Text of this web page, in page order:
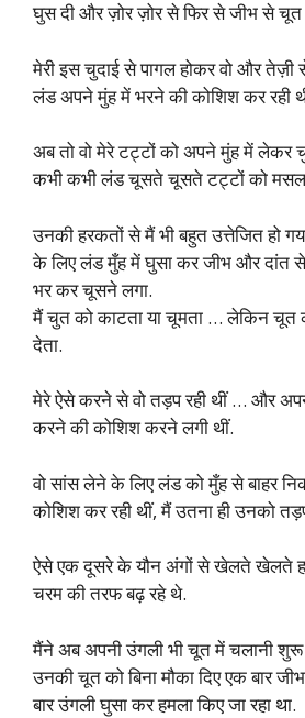
घुस दी और ज़ोर ज़ोर से फिर से जीभ से
मेरी इस चुदाई से पागल होकर वो और तेज़ी
लंड अपने मुंह में भरने की कोशिश कर रही
अब तो वो मेरे टट्टों को अपने मुंह में लेकर
कभी कभी लंड चूसते चूसते टट्टों को मसल
उनकी हरकतों से मैं भी बहुत उत्तेजित हो
के लिए लंड मुँह में घुसा कर जीभ और दांत
भर कर चूसने लगा.
मैं चुत को काटता या चूमता … लेकिन चूत
देता.
मेरे ऐसे करने से वो तड़प रही थीं … और
करने की कोशिश करने लगी थीं.
वो सांस लेने के लिए लंड को मुँह से बाहर
कोशिश कर रही थीं, मैं उतना ही उनको
ऐसे एक दूसरे के यौन अंगों से खेलते खेलते
चरम की तरफ बढ़ रहे थे.
मैंने अब अपनी उंगली भी चूत में चलानी शुरू
उनकी चूत को बिना मौका दिए एक बार
बार उंगली घुसा कर हमला किए जा रहा था.